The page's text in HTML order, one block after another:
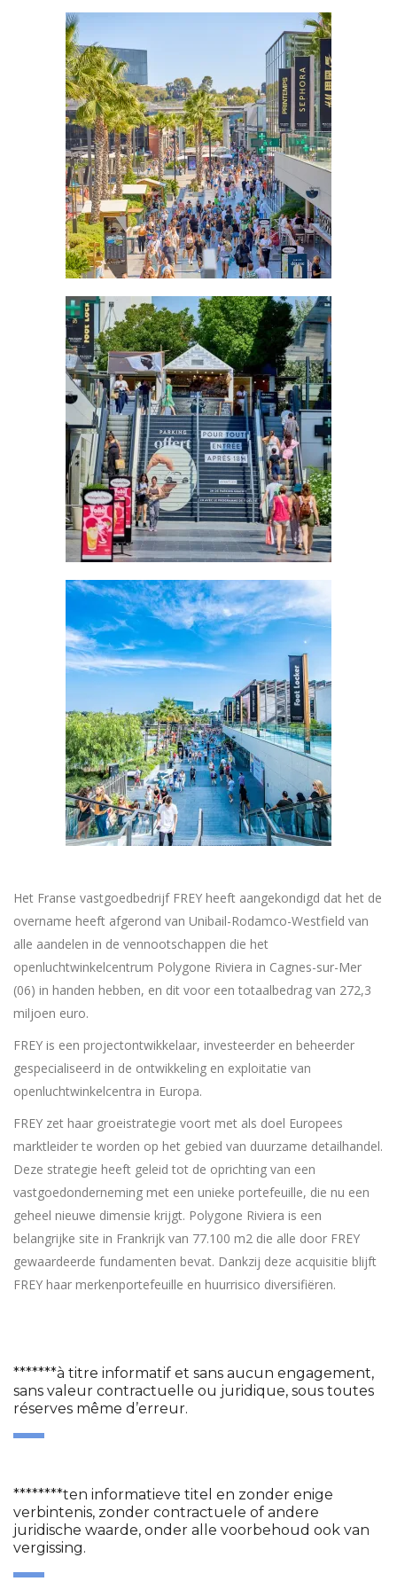
Het Franse vastgoedbedrijf FREY heeft aangekondigd dat het de
overname heeft afgerond van Unibail-Rodamco-Westfield van
alle aandelen in de vennootschappen die het
openluchtwinkelcentrum Polygone Riviera in Cagnes-sur-Mer
(06) in handen hebben, en dit voor een totaalbedrag van 272,3
miljoen euro.
FREY is een projectontwikkelaar, investeerder en beheerder
gespecialiseerd in de ontwikkeling en exploitatie van
openluchtwinkelcentra in Europa.
FREY zet haar groeistrategie voort met als doel Europees
marktleider te worden op het gebied van duurzame detailhandel.
Deze strategie heeft geleid tot de oprichting van een
vastgoedonderneming met een unieke portefeuille, die nu een
geheel nieuwe dimensie krijgt. Polygone Riviera is een
belangrijke site in Frankrijk van 77.100 m2 die alle door FREY
gewaardeerde fundamenten bevat. Dankzij deze acquisitie blijft
FREY haar merkenportefeuille en huurrisico diversifiëren.
*******à titre informatif et sans aucun engagement,
sans valeur contractuelle ou juridique, sous toutes
réserves même d’erreur.
********ten informatieve titel en zonder enige
verbintenis, zonder contractuele of andere
juridische waarde, onder alle voorbehoud ook van
vergissing.